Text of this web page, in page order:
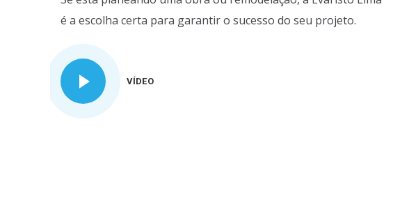
é a escolha certa para garantir o sucesso do seu projeto.
VÍDEO